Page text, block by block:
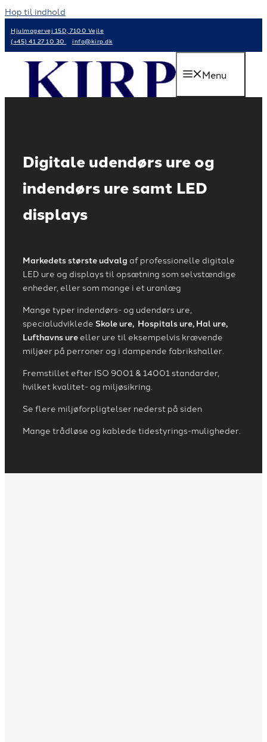
Hop til indhold
Hjulmagervej 15D, 7100 Vejle
(+45) 41 27 10 30
info@kirp.dk
Menu
Digitale udendørs ure og
indendørs ure samt LED
displays
Markedets største udvalg af professionelle digitale
LED ure og displays til opsætning som selvstændige
enheder, eller som mange i et uranlæg
Mange typer indendørs- og udendørs ure,
specialudviklede Skole ure, Hospitals ure, Hal ure,
Lufthavns ure eller ure til eksempelvis krævende
miljøer på perroner og i dampende fabrikshaller.
Fremstillet efter ISO 9001 & 14001 standarder,
hvilket kvalitet- og miljøsikring.
Se flere miljøforpligtelser nederst på siden
Mange trådløse og kablede tidestyrings-muligheder.